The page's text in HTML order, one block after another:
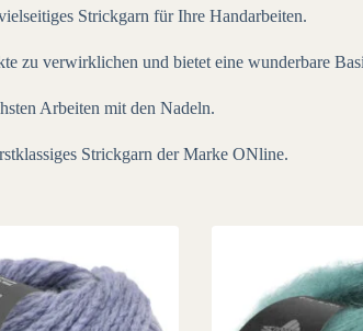
Strickgarn für Ihre Handarbeiten.
zu verwirklichen und bietet eine wunderbare
Arbeiten mit den Nadeln.
Strickgarn der Marke ONline.